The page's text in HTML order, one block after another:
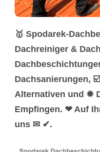
🥇 Spodarek-
Dachreiniger &
Dachsanierungen,
Alternativen und ✹
Empfingen. ❤ Auf
uns ✉ ✔.